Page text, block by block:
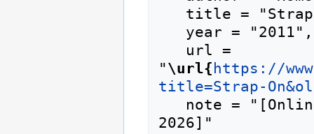
"\url{ https://
title=Strap-
2026]"